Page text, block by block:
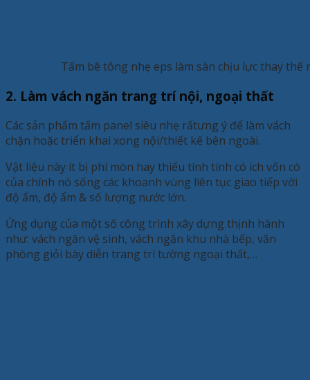
Tấm bê tông nhẹ eps làm sàn chịu lực thay thế
2. Làm vách ngăn trang trí nội, ngoại thất
Các sản phẩm tấm panel siêu nhẹ rấtưng ý để làm vách
chặn hoặc triển khai xong nội/thiết kế bên ngoài.
Vật liệu này ít bị phí mòn hay thiếu tính tính có ích vốn có
của chính nó sống các khoanh vùng liên tục giao tiếp với
độ ẩm, độ ẩm & số lượng nước lớn.
Ứng dụng của một số công trình xây dựng thịnh hành
như: vách ngăn vệ sinh, vách ngăn khu nhà bếp, văn
phòng giỏi bày diễn trang trí tường ngoại thất,…